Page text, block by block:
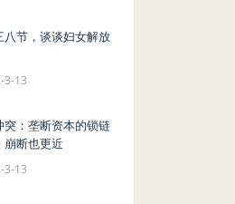
八节，谈谈妇女解放
3-13
突：垄断资本的锁链
崩断也更近
3-13